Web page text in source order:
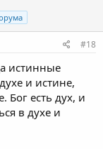
#18
истинные
и истине,
Бог есть дух, и
в духе и